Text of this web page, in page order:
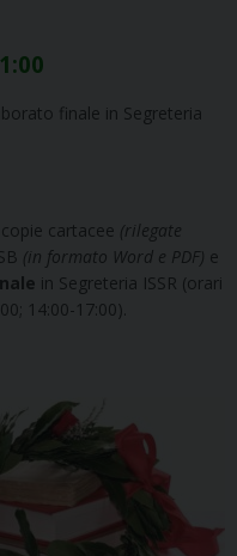
finale in Segreteria
cartacee (rilegate
(in formato Word e PDF) e
in Segreteria ISSR (orari
14:00-17:00).